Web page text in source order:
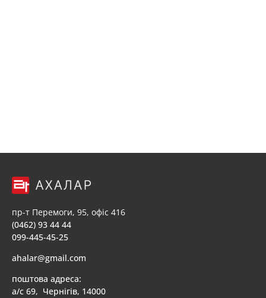
пр-т Перемоги, 95, офіс 416
(0462) 93 44 44
099-445-45-25
ahalar@gmail.com
поштова адреса:
а/с 69, Чернігів, 14000